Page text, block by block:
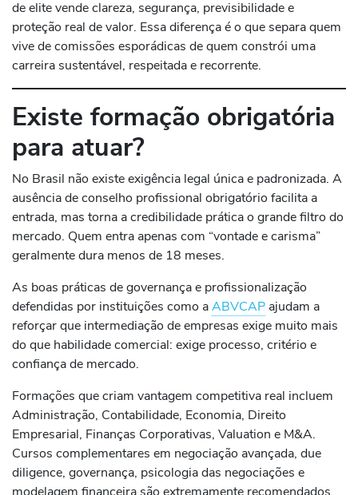
de elite vende clareza, segurança, previsibilidade e
proteção real de valor. Essa diferença é o que separa quem
vive de comissões esporádicas de quem constrói uma
carreira sustentável, respeitada e recorrente.
Existe formação obrigatória
para atuar?
No Brasil não existe exigência legal única e padronizada. A
ausência de conselho profissional obrigatório facilita a
entrada, mas torna a credibilidade prática o grande filtro do
mercado. Quem entra apenas com “vontade e carisma”
geralmente dura menos de 18 meses.
As boas práticas de governança e profissionalização
defendidas por instituições como aABVCAP ajudam a
reforçar que intermediação de empresas exige muito mais
do que habilidade comercial: exige processo, critério e
confiança de mercado.
Formações que criam vantagem competitiva real incluem
Administração, Contabilidade, Economia, Direito
Empresarial, Finanças Corporativas, Valuation e M&A.
Cursos complementares em negociação avançada, due
diligence, governança, psicologia das negociações e